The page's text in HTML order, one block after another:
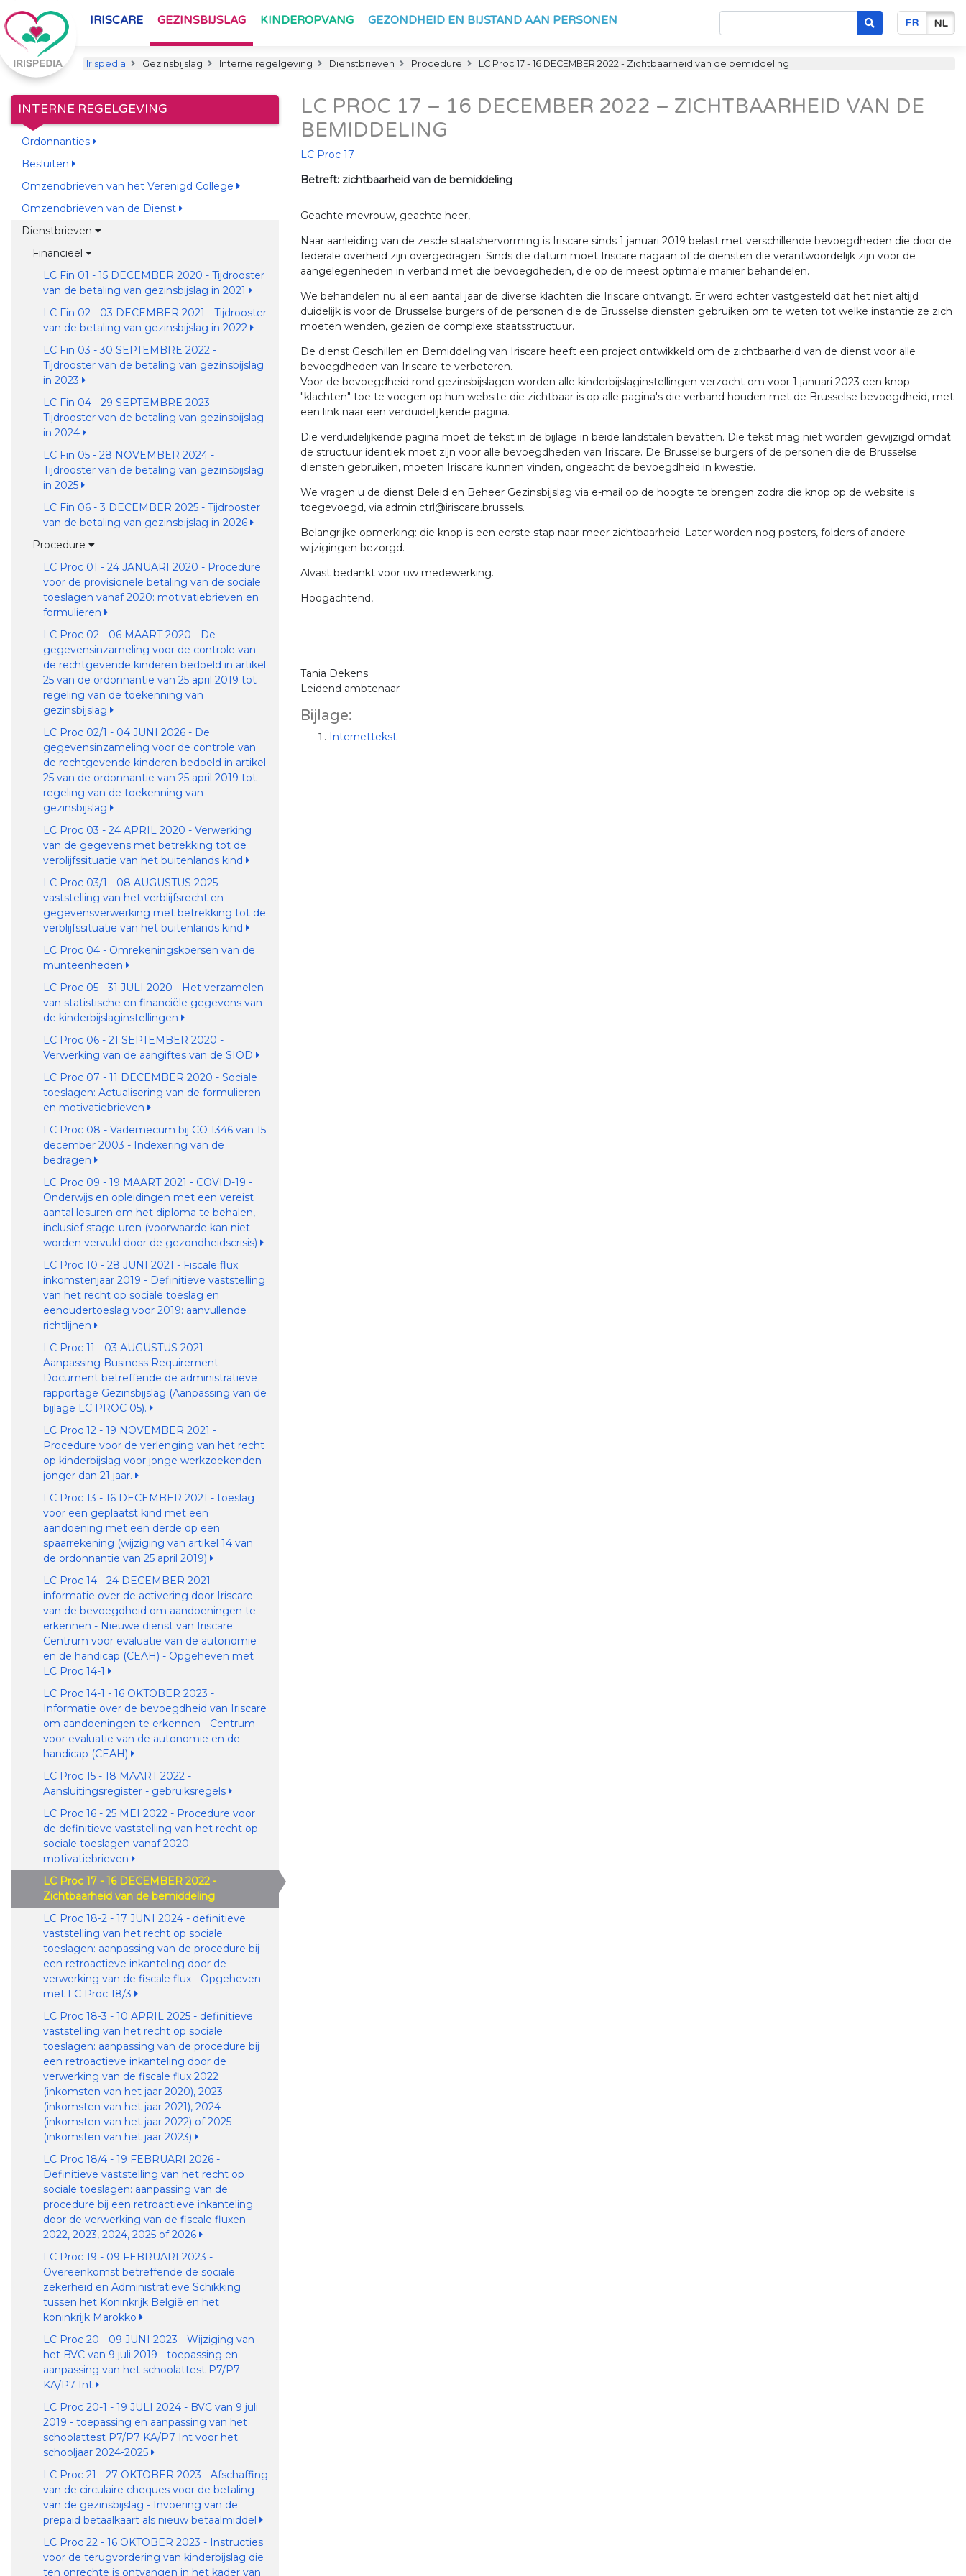
IRISCARE GEZINSBIJSLAG KINDEROPVANG GEZONDHEID EN BIJSTAND AAN PERSONEN FR NL
Irispedia Gezinsbijslag Interne regelgeving Dienstbrieven Procedure LC Proc 17 - 16 DECEMBER 2022 - Zichtbaarheid van de bemiddeling
INTERNE REGELGEVING
Ordonnanties
Besluiten
Omzendbrieven van het Verenigd College
Omzendbrieven van de Dienst
Dienstbrieven
Financieel
LC Fin 01 - 15 DECEMBER 2020 - Tijdrooster
van de betaling van gezinsbijslag in 2021
LC Fin 02 - 03 DECEMBER 2021 - Tijdrooster
van de betaling van gezinsbijslag in 2022
LC Fin 03 - 30 SEPTEMBRE 2022 -
Tijdrooster van de betaling van gezinsbijslag
in 2023
LC Fin 04 - 29 SEPTEMBRE 2023 -
Tijdrooster van de betaling van gezinsbijslag
in 2024
LC Fin 05 - 28 NOVEMBER 2024 -
Tijdrooster van de betaling van gezinsbijslag
in 2025
LC Fin 06 - 3 DECEMBER 2025 - Tijdrooster
van de betaling van gezinsbijslag in 2026
Procedure
LC Proc 01 - 24 JANUARI 2020 - Procedure
voor de provisionele betaling van de sociale
toeslagen vanaf 2020: motivatiebrieven en
formulieren
LC Proc 02 - 06 MAART 2020 - De
gegevensinzameling voor de controle van
de rechtgevende kinderen bedoeld in artikel
25 van de ordonnantie van 25 april 2019 tot
regeling van de toekenning van
gezinsbijslag
LC Proc 02/1 - 04 JUNI 2026 - De
gegevensinzameling voor de controle van
de rechtgevende kinderen bedoeld in artikel
25 van de ordonnantie van 25 april 2019 tot
regeling van de toekenning van
gezinsbijslag
LC Proc 03 - 24 APRIL 2020 - Verwerking
van de gegevens met betrekking tot de
verblijfssituatie van het buitenlands kind
LC Proc 03/1 - 08 AUGUSTUS 2025 -
vaststelling van het verblijfsrecht en
gegevensverwerking met betrekking tot de
verblijfssituatie van het buitenlands kind
LC Proc 04 - Omrekeningskoersen van de
munteenheden
LC Proc 05 - 31 JULI 2020 - Het verzamelen
van statistische en financiële gegevens van
de kinderbijslaginstellingen
LC Proc 06 - 21 SEPTEMBER 2020 -
Verwerking van de aangiftes van de SIOD
LC Proc 07 - 11 DECEMBER 2020 - Sociale
toeslagen: Actualisering van de formulieren
en motivatiebrieven
LC Proc 08 - Vademecum bij CO 1346 van 15
december 2003 - Indexering van de
bedragen
LC Proc 09 - 19 MAART 2021 - COVID-19 -
Onderwijs en opleidingen met een vereist
aantal lesuren om het diploma te behalen,
inclusief stage-uren (voorwaarde kan niet
worden vervuld door de gezondheidscrisis)
LC Proc 10 - 28 JUNI 2021 - Fiscale flux
inkomstenjaar 2019 - Definitieve vaststelling
van het recht op sociale toeslag en
eenoudertoeslag voor 2019: aanvullende
richtlijnen
LC Proc 11 - 03 AUGUSTUS 2021 -
Aanpassing Business Requirement
Document betreffende de administratieve
rapportage Gezinsbijslag (Aanpassing van de
bijlage LC PROC 05).
LC Proc 12 - 19 NOVEMBER 2021 -
Procedure voor de verlenging van het recht
op kinderbijslag voor jonge werkzoekenden
jonger dan 21 jaar.
LC Proc 13 - 16 DECEMBER 2021 - toeslag
voor een geplaatst kind met een
aandoening met een derde op een
spaarrekening (wijziging van artikel 14 van
de ordonnantie van 25 april 2019)
LC Proc 14 - 24 DECEMBER 2021 -
informatie over de activering door Iriscare
van de bevoegdheid om aandoeningen te
erkennen - Nieuwe dienst van Iriscare:
Centrum voor evaluatie van de autonomie
en de handicap (CEAH) - Opgeheven met
LC Proc 14-1
LC Proc 14-1 - 16 OKTOBER 2023 -
Informatie over de bevoegdheid van Iriscare
om aandoeningen te erkennen - Centrum
voor evaluatie van de autonomie en de
handicap (CEAH)
LC Proc 15 - 18 MAART 2022 -
Aansluitingsregister - gebruiksregels
LC Proc 16 - 25 MEI 2022 - Procedure voor
de definitieve vaststelling van het recht op
sociale toeslagen vanaf 2020:
motivatiebrieven
LC Proc 17 - 16 DECEMBER 2022 -
Zichtbaarheid van de bemiddeling
LC Proc 18-2 - 17 JUNI 2024 - definitieve
vaststelling van het recht op sociale
toeslagen: aanpassing van de procedure bij
een retroactieve inkanteling door de
verwerking van de fiscale flux - Opgeheven
met LC Proc 18/3
LC Proc 18-3 - 10 APRIL 2025 - definitieve
vaststelling van het recht op sociale
toeslagen: aanpassing van de procedure bij
een retroactieve inkanteling door de
verwerking van de fiscale flux 2022
(inkomsten van het jaar 2020), 2023
(inkomsten van het jaar 2021), 2024
(inkomsten van het jaar 2022) of 2025
(inkomsten van het jaar 2023)
LC Proc 18/4 - 19 FEBRUARI 2026 -
Definitieve vaststelling van het recht op
sociale toeslagen: aanpassing van de
procedure bij een retroactieve inkanteling
door de verwerking van de fiscale fluxen
2022, 2023, 2024, 2025 of 2026
LC Proc 19 - 09 FEBRUARI 2023 -
Overeenkomst betreffende de sociale
zekerheid en Administratieve Schikking
tussen het Koninkrijk België en het
koninkrijk Marokko
LC Proc 20 - 09 JUNI 2023 - Wijziging van
het BVC van 9 juli 2019 - toepassing en
aanpassing van het schoolattest P7/P7
KA/P7 Int
LC Proc 20-1 - 19 JULI 2024 - BVC van 9 juli
2019 - toepassing en aanpassing van het
schoolattest P7/P7 KA/P7 Int voor het
schooljaar 2024-2025
LC Proc 21 - 27 OKTOBER 2023 - Afschaffing
van de circulaire cheques voor de betaling
van de gezinsbijslag - Invoering van de
prepaid betaalkaart als nieuw betaalmiddel
LC Proc 22 - 16 OKTOBER 2023 - Instructies
voor de terugvordering van kinderbijslag die
ten onrechte is ontvangen in het kader van
LC PROC 17 – 16 DECEMBER 2022 – ZICHTBAARHEID VAN DE
BEMIDDELING
LC Proc 17
Betreft: zichtbaarheid van de bemiddeling
Geachte mevrouw, geachte heer,
Naar aanleiding van de zesde staatshervorming is Iriscare sinds 1 januari 2019 belast met verschillende bevoegdheden die door de
federale overheid zijn overgedragen. Sinds die datum moet Iriscare nagaan of de diensten die verantwoordelijk zijn voor de
aangelegenheden in verband met die bevoegdheden, die op de meest optimale manier behandelen.
We behandelen nu al een aantal jaar de diverse klachten die Iriscare ontvangt. Er werd echter vastgesteld dat het niet altijd
duidelijk is voor de Brusselse burgers of de personen die de Brusselse diensten gebruiken om te weten tot welke instantie ze zich
moeten wenden, gezien de complexe staatsstructuur.
De dienst Geschillen en Bemiddeling van Iriscare heeft een project ontwikkeld om de zichtbaarheid van de dienst voor alle
bevoegdheden van Iriscare te verbeteren.
Voor de bevoegdheid rond gezinsbijslagen worden alle kinderbijslaginstellingen verzocht om voor 1 januari 2023 een knop
"klachten" toe te voegen op hun website die zichtbaar is op alle pagina's die verband houden met de Brusselse bevoegdheid, met
een link naar een verduidelijkende pagina.
Die verduidelijkende pagina moet de tekst in de bijlage in beide landstalen bevatten. Die tekst mag niet worden gewijzigd omdat
de structuur identiek moet zijn voor alle bevoegdheden van Iriscare. De Brusselse burgers of de personen die de Brusselse
diensten gebruiken, moeten Iriscare kunnen vinden, ongeacht de bevoegdheid in kwestie.
We vragen u de dienst Beleid en Beheer Gezinsbijslag via e-mail op de hoogte te brengen zodra die knop op de website is
toegevoegd, via admin.ctrl@iriscare.brussels.
Belangrijke opmerking: die knop is een eerste stap naar meer zichtbaarheid. Later worden nog posters, folders of andere
wijzigingen bezorgd.
Alvast bedankt voor uw medewerking.
Hoogachtend,
Tania Dekens
Leidend ambtenaar
Bijlage:
Internettekst